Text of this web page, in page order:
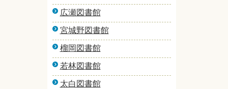
広瀬図書館
宮城野図書館
榴岡図書館
若林図書館
太白図書館